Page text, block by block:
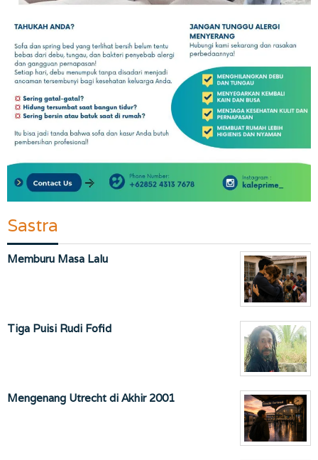
Sastra
Memburu Masa Lalu
Tiga Puisi Rudi Fofid
Mengenang Utrecht di Akhir 2001